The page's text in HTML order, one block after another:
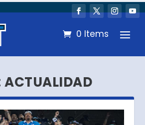
0 Items
ACTUALIDAD